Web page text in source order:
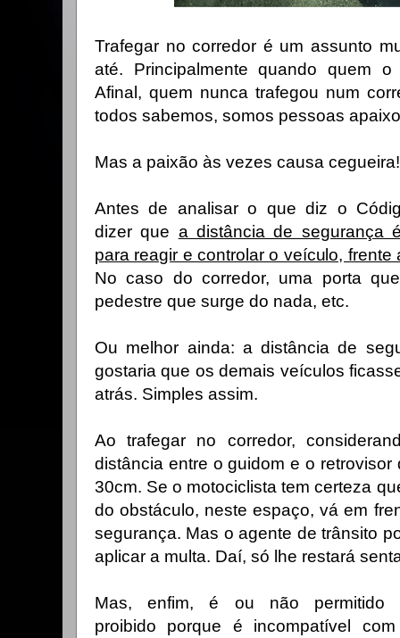
Trafegar no corredor é um assunto
até. Principalmente quando quem
Afinal, quem nunca trafegou num
todos sabemos, somos pessoas
Mas a paixão às vezes causa cegueira!
Antes de analisar o que diz o
dizer que a distância de segurança
para reagir e controlar o veículo,
No caso do corredor, uma porta
pedestre que surge do nada, etc.
Ou melhor ainda: a distância de
gostaria que os demais veículos
atrás. Simples assim.
Ao trafegar no corredor,
distância entre o guidom e o
30cm. Se o motociclista tem certeza
do obstáculo, neste espaço, vá em
segurança. Mas o agente de trânsito
aplicar a multa. Daí, só lhe restará
Mas, enfim, é ou não permitido
proibido porque é incompatível